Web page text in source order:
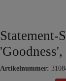
Artikelnummer: